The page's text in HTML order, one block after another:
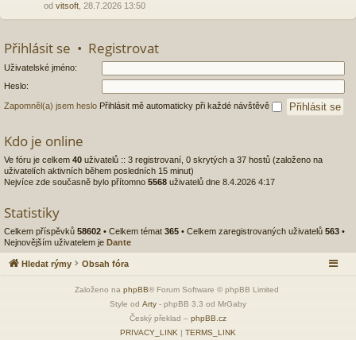
od vitsoft , 28.7.2026 13:50
Přihlásit se • Registrovat
Uživatelské jméno:
Heslo:
Zapomněl(a) jsem heslo Přihlásit mě automaticky při každé návštěvě
Kdo je online
Ve fóru je celkem 40 uživatelů :: 3 registrovaní, 0 skrytých a 37 hostů (založeno na
uživatelích aktivních během posledních 15 minut)
Nejvíce zde současně bylo přítomno 5568 uživatelů dne 8.4.2026 4:17
Statistiky
Celkem příspěvků 58602 • Celkem témat 365 • Celkem zaregistrovaných uživatelů 563 •
Nejnovějším uživatelem je Dante
Hledat rýmy Obsah fóra
Založeno na phpBB® Forum Software © phpBB Limited
Style od Arty - phpBB 3.3 od MrGaby
Český překlad – phpBB.cz
PRIVACY_LINK | TERMS_LINK